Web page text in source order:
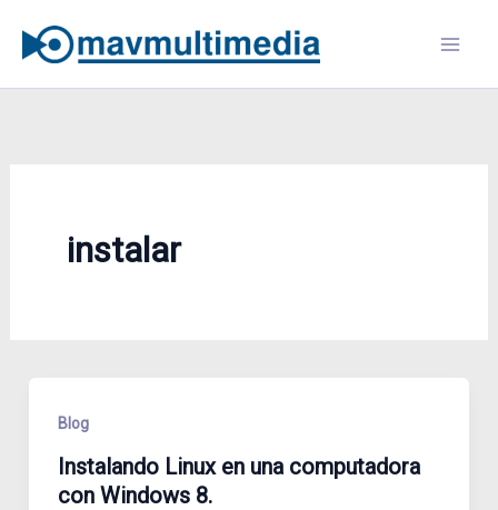
instalar
Blog
Instalando Linux en una computadora
con Windows 8.